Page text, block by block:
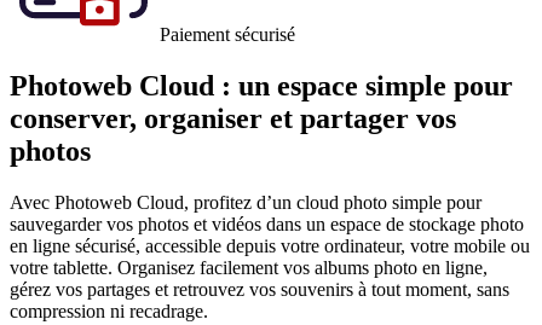
Paiement sécurisé
Photoweb Cloud : un espace simple pour
conserver, organiser et partager vos
photos
Avec Photoweb Cloud, profitez d’un cloud photo simple pour
sauvegarder vos photos et vidéos dans un espace de stockage photo
en ligne sécurisé, accessible depuis votre ordinateur, votre mobile ou
votre tablette. Organisez facilement vos albums photo en ligne,
gérez vos partages et retrouvez vos souvenirs à tout moment, sans
compression ni recadrage.